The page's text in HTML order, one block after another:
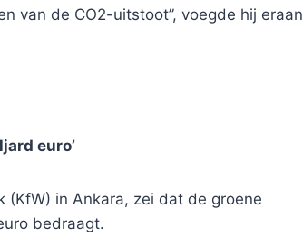
van de CO2-uitstoot”, voegde hij eraan
euro’
(KfW) in Ankara, zei dat de groene
bedraagt.